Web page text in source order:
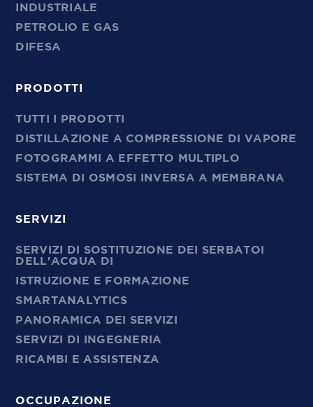
INDUSTRIALE
PETROLIO E GAS
DIFESA
PRODOTTI
TUTTI I PRODOTTI
DISTILLAZIONE A COMPRESSIONE DI VAPORE
FOTOGRAMMI A EFFETTO MULTIPLO
SISTEMA DI OSMOSI INVERSA A MEMBRANA
SERVIZI
SERVIZI DI SOSTITUZIONE DEI SERBATOI
DELL'ACQUA DI
ISTRUZIONE E FORMAZIONE
SMARTANALYTICS
PANORAMICA DEI SERVIZI
SERVIZI DI INGEGNERIA
RICAMBI E ASSISTENZA
OCCUPAZIONE